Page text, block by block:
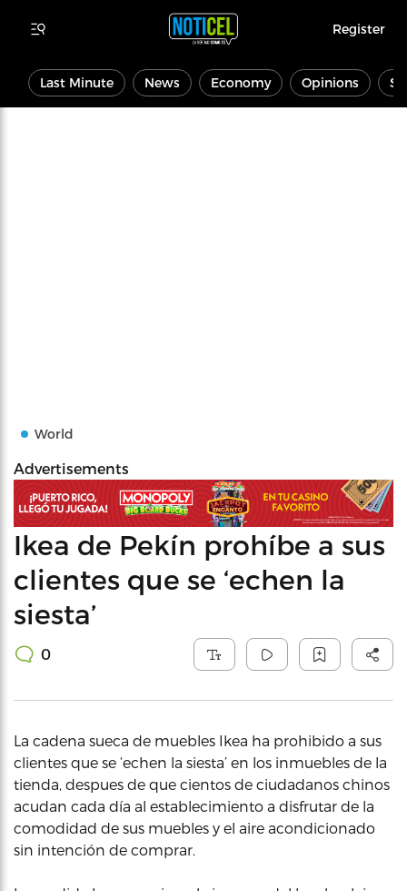
Register
Last Minute News Economy Opinions
World
Advertisements
Ikea de Pekín prohíbe a sus
clientes que se ‘echen la
siesta’
0
La cadena sueca de muebles Ikea ha prohibido a sus
clientes que se ‘echen la siesta’ en los inmuebles de la
tienda, despues de que cientos de ciudadanos chinos
acudan cada día al establecimiento a disfrutar de la
comodidad de sus muebles y el aire acondicionado
sin intención de comprar.